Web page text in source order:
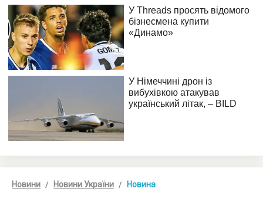
Новини Новини України Новина